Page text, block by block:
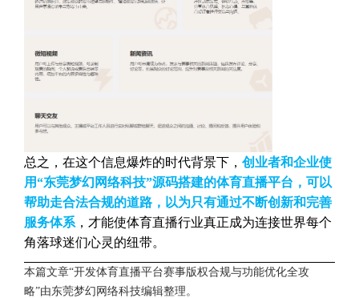
总之，在这个信息爆炸的时代背景下， 创业者和企业使
用“东莞梦幻网络科技”源码搭建的体育直播平台，可以
帮助走合法合规的道路，以为只有通过不断创新和完善
服务体系 ，才能使体育直播行业真正成为连接世界每个
角落球迷们心灵的纽带。
本篇文章“开发体育直播平台赛事版权合规与功能优化全攻
略”由东莞梦幻网络科技编辑整理。